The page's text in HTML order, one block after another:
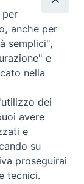
per
anche per
semplici",
e
nella
dei
avere
e
su
proseguirai
tecnici.